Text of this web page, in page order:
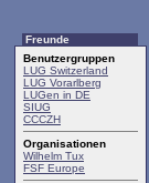
Freunde
Benutzergruppen
LUG Switzerland
LUG Vorarlberg
LUGen in DE
SIUG
CCCZH
Organisationen
Wilhelm Tux
FSF Europe